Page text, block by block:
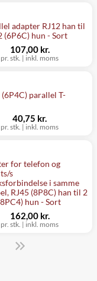
adapter RJ12 han til
(6P6C) hun - Sort
pr. stk. | inkl. moms
107,00 kr.
(6P4C) parallel T-
pr. stk. | inkl. moms
40,75 kr.
for telefon og
s
i samme
RJ45 (8P8C) han til 2
hun - Sort
pr. stk. | inkl. moms
162,00 kr.